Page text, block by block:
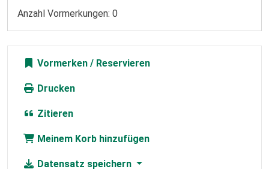
Anzahl Vormerkungen: 0
Vormerken
Drucken
Zitieren
Meinem Korb hinzufügen
Datensatz speichern